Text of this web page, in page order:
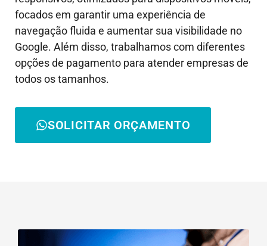
focados em garantir uma experiência de
navegação fluida e aumentar sua visibilidade no
Google. Além disso, trabalhamos com diferentes
opções de pagamento para atender empresas de
todos os tamanhos.
SOLICITAR ORÇAMENTO